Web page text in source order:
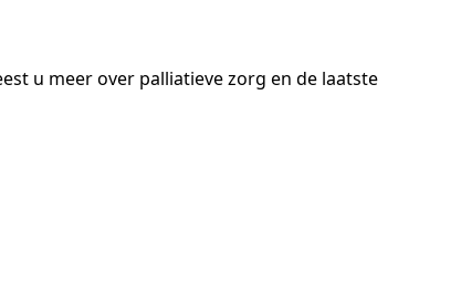
u meer over palliatieve zorg en de laatste